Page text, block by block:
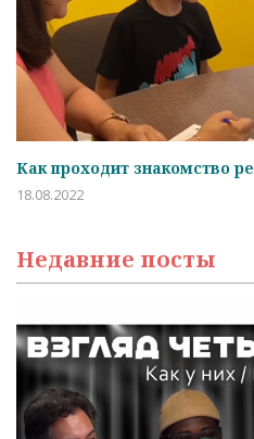
Студент дня: Иван
05.02.2022
Недавние посты